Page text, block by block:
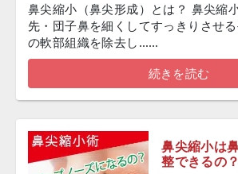
鼻尖縮小（鼻尖形成）とは？ 鼻尖縮
先・団子鼻を細くしてすっきりさせ
の軟部組織を除去し……
続きを読む
鼻尖縮小は
整できるの